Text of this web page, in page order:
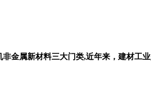
属新材料三大门类,近年来，建材工业